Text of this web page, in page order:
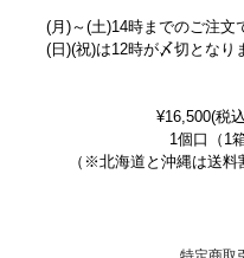
(月)～(土)14時までのご注文
(日)(祝)は12時が〆切となり
¥16,500(税
1個口（1
（※北海道と沖縄は送